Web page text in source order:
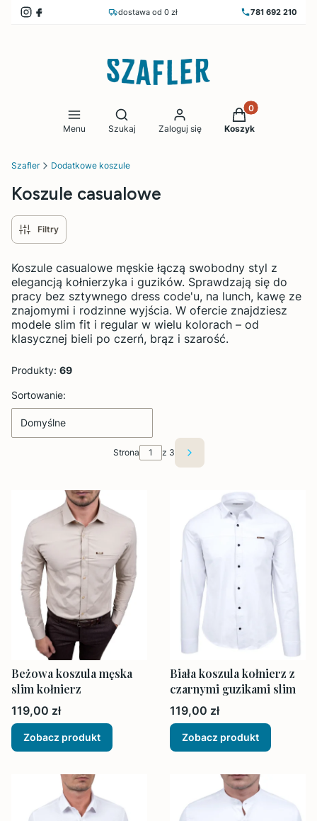
dostawa od 0 zł 781 692 210
Menu
Otwórz wyszukiwarkę
Szukaj Zaloguj się
Produkty w
Koszyk
Szafler Dodatkowe koszule
Koszule casualowe
Filtry
Koszule casualowe męskie łączą swobodny styl z
elegancją kołnierzyka i guzików. Sprawdzają się do
pracy bez sztywnego dress code'u, na lunch, kawę ze
znajomymi i rodzinne wyjścia. W ofercie znajdziesz
modele slim fit i regular w wielu kolorach – od
klasycznej bieli po czerń, brąz i szarość.
Produkty: 69
Lista produktów
Sortowanie:
Domyślne
Strona z 3 Następne produkty
Beżowa koszula męska
slim kołnierz
Cena
119,00 zł
Zobacz produkt
Biała koszula kołnierz z
czarnymi guzikami slim
Cena
119,00 zł
Zobacz produkt